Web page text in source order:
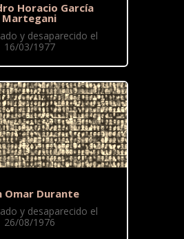
Horacio García
Martegani
y desaparecido el
16/03/1977
Omar Durante
y desaparecido el
26/08/1976